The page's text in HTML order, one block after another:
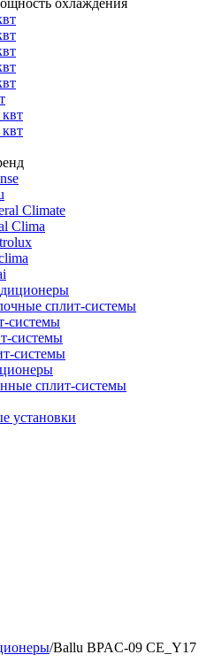
охлаждения
Climate
Clima
​сплит-системы
системы
системы
системы
сплит-системы
установки
/Ballu BPAC-09 CE_Y17